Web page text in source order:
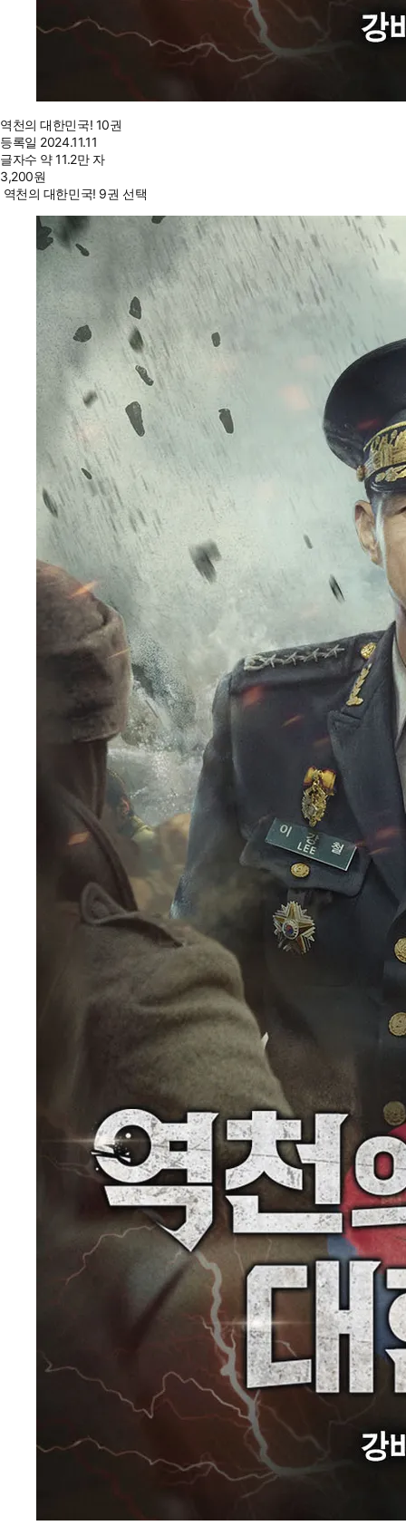
역천의 대한민국! 10권
등록일 2024.11.11
글자수 약 11.2만 자
3,200원
역천의 대한민국! 9권 선택